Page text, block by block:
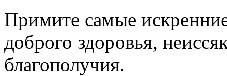
Примите самые
доброго здоровья,
благополучия.